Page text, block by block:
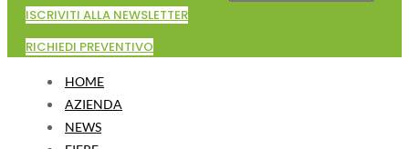
ISCRIVITI ALLA NEWSLETTER
RICHIEDI PREVENTIVO
HOME
AZIENDA
NEWS